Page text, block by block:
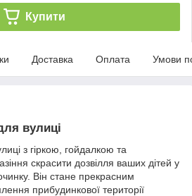
Купити
Доставка Оплата Умови
вулиці
з гіркою, гойдалкою та
скрасити дозвілля ваших дітей у
Він стане прекрасним
прибудинкової території